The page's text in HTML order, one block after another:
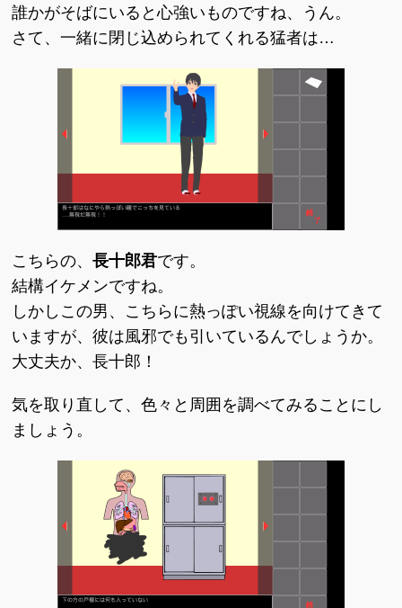
誰かがそばにいると心強いものですね、うん。
さて、一緒に閉じ込められてくれる猛者は…
こちらの、長十郎君です。
結構イケメンですね。
しかしこの男、こちらに熱っぽい視線を向けてきて
いますが、彼は風邪でも引いているんでしょうか。
大丈夫か、長十郎！
気を取り直して、色々と周囲を調べてみることにし
ましょう。